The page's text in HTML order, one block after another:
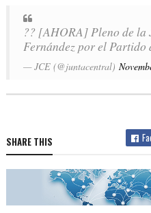
?? [AHORA] Pleno de
Fernández por el
— JCE (@juntacentral)
SHARE THIS